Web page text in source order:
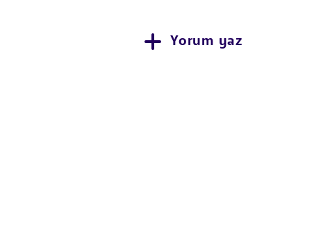
Yorum yaz